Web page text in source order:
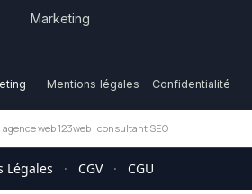
Marketing
Mentions légales Confidentialité
agence web 123web | consultant SEO
Légales · CGV · CGU